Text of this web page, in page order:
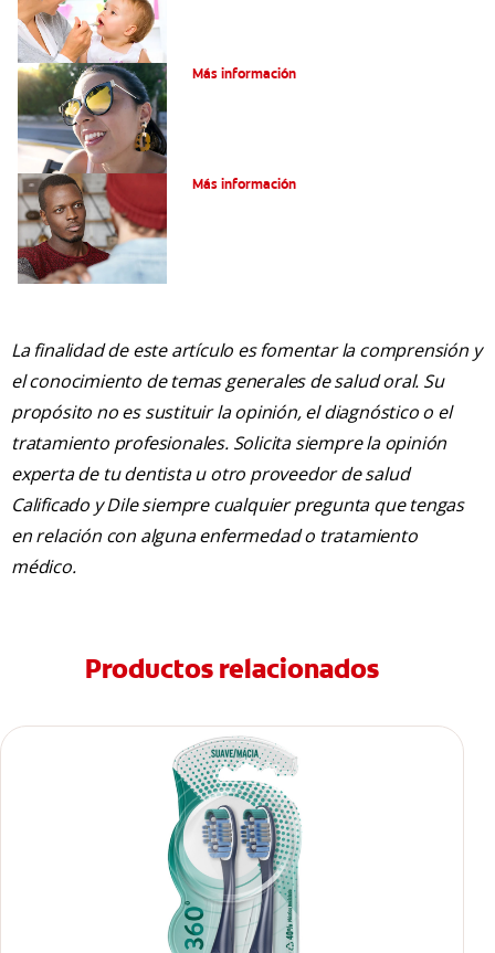
Más información
Más información
La finalidad de este artículo es fomentar la comprensión y
el conocimiento de temas generales de salud oral. Su
propósito no es sustituir la opinión, el diagnóstico o el
tratamiento profesionales. Solicita siempre la opinión
experta de tu dentista u otro proveedor de salud
Calificado y Dile siempre cualquier pregunta que tengas
en relación con alguna enfermedad o tratamiento
médico.
Productos relacionados